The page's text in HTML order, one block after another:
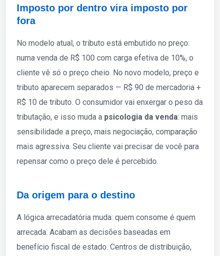
Imposto por dentro vira imposto por
fora
No modelo atual, o tributo está embutido no preço:
numa venda de R$ 100 com carga efetiva de 10%, o
cliente vê só o preço cheio. No novo modelo, preço e
tributo aparecem separados — R$ 90 de mercadoria +
R$ 10 de tributo. O consumidor vai enxergar o peso da
tributação, e isso muda a psicologia da venda: mais
sensibilidade a preço, mais negociação, comparação
mais agressiva. Seu cliente vai precisar de você para
repensar como o preço dele é percebido.
Da origem para o destino
A lógica arrecadatória muda: quem consome é quem
arrecada. Acabam as decisões baseadas em
benefício fiscal de estado. Centros de distribuição,